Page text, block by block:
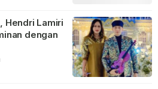
Hendri Lamiri
dengan